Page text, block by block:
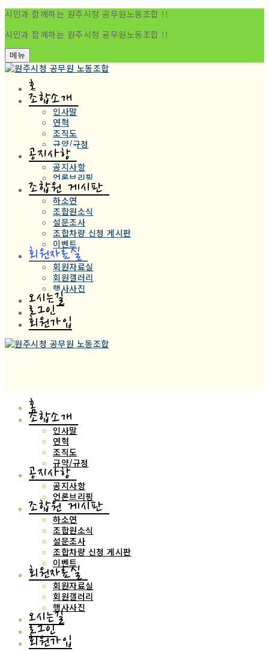
시민과 함께하는 원주시청 공무원노동조합 !!
시민과 함께하는 원주시청 공무원노동조합 !!
메뉴
홈
조합소개
인사말
연혁
조직도
규약/규정
공지사항
공지사항
언론브리핑
조합원 게시판
하소연
조합원소식
설문조사
조합차량 신청 게시판
이벤트
회원자료실
회원자료실
회원갤러리
행사사진
오시는길
로그인
회원가입
홈
조합소개
인사말
연혁
조직도
규약/규정
공지사항
공지사항
언론브리핑
조합원 게시판
하소연
조합원소식
설문조사
조합차량 신청 게시판
이벤트
회원자료실
회원자료실
회원갤러리
행사사진
오시는길
로그인
회원가입